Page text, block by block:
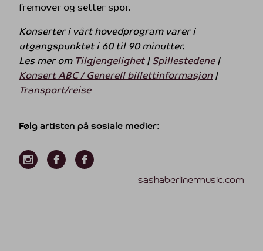
fremover og setter spor.
Konserter i vårt hovedprogram varer i
utgangspunktet i 60 til 90 minutter.
Les mer om Tilgjengelighet| Spillestedene|
Konsert ABC / Generell billettinformasjon|
Transport/reise
Følg artisten på sosiale medier:
sashaberlinermusic.com